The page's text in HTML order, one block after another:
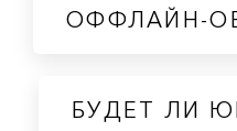
ОФФЛАЙН-
БУДЕТ ЛИ